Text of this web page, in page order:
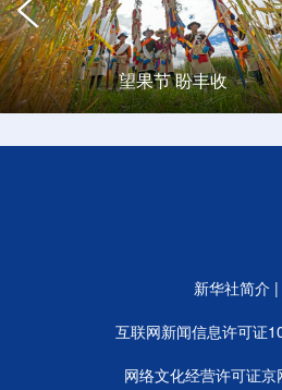
望果节 盼丰收
新华社简介 |
互联网新闻信息许可证
网络文化经营许可证